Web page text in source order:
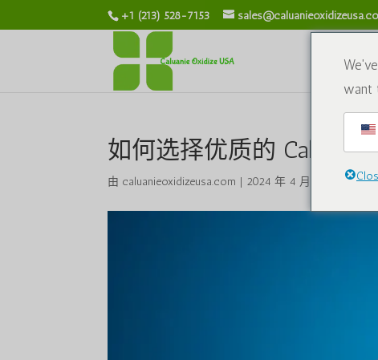
+1 (213) 528-7153
如何选择优质的 Caluanie
由 caluanieoxidizeusa.com | 2024 年 4 月 4 日 |化合
want